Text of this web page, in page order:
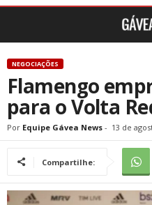
NEGOCIAÇÕES
Flamengo
para o Volta
Por Equipe Gávea News - 13 de
Compartilhe: